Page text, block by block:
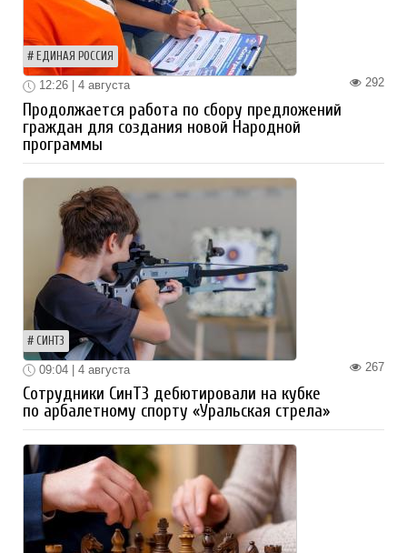
ЕДИНАЯ РОССИЯ
292
12:26 | 4 августа
Продолжается работа по сбору предложений
граждан для создания новой Народной
программы
СИНТЗ
267
09:04 | 4 августа
Сотрудники СинТЗ дебютировали на кубке
по арбалетному спорту «Уральская стрела»